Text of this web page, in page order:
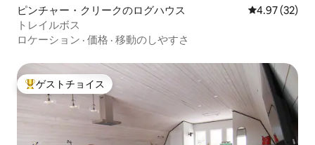
ピンチャー・クリークのログハウス レビュー32
4.97 (32)
トレイルボス
ロケーション · 価格 · 移動のしやすさ
大好評のゲストチョイスです。
ゲストチョイス